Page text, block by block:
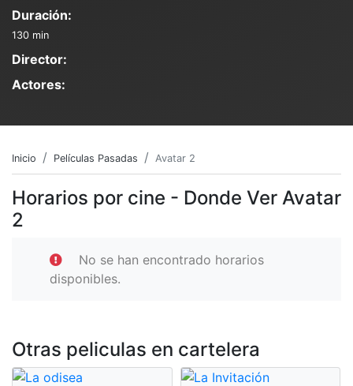
Duración:
130 min
Director:
Actores:
Inicio Películas Pasadas Avatar 2
Horarios por cine - Donde Ver Avatar
2
No se han encontrado horarios
disponibles.
Otras peliculas en cartelera